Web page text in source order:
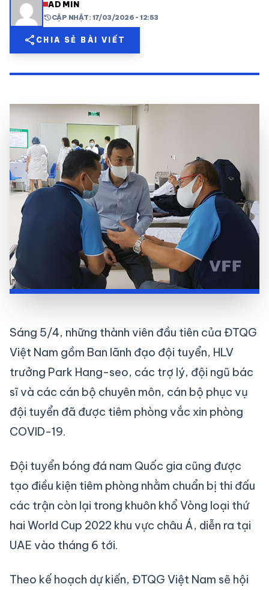
share mail
ADMIN
historyCẬP NHẬT: 17/03/2026 - 12:53
share CHIA SẺ BÀI VIẾT
Sáng 5/4, những thành viên đầu tiên của ĐTQG
Việt Nam gồm Ban lãnh đạo đội tuyển, HLV
trưởng Park Hang-seo, các trợ lý, đội ngũ bác
sĩ và các cán bộ chuyên môn, cán bộ phục vụ
đội tuyển đã được tiêm phòng vắc xin phòng
COVID-19.
Đội tuyển bóng đá nam Quốc gia cũng được
tạo điều kiện tiêm phòng nhằm chuẩn bị thi đấu
các trận còn lại trong khuôn khổ Vòng loại thứ
hai World Cup 2022 khu vực châu Á, diễn ra tại
UAE vào tháng 6 tới.
Theo kế hoạch dự kiến, ĐTQG Việt Nam sẽ hội